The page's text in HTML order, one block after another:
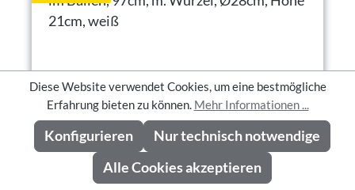
Diese Website verwendet Cookies, um eine bestmögliche
Erfahrung bieten zu können. Mehr Informationen ...
Nur technisch notwendige
Konfigurieren
Alle Cookies akzeptieren